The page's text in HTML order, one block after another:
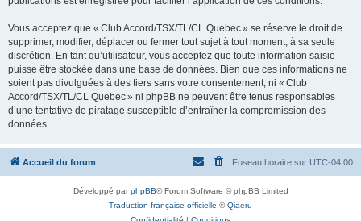
Vous acceptez que « Club Accord/TSX/TL/CL Quebec » se réserve le droit de
supprimer, modifier, déplacer ou fermer tout sujet à tout moment, à sa seule
discrétion. En tant qu’utilisateur, vous acceptez que toute information saisie
puisse être stockée dans une base de données. Bien que ces informations ne
soient pas divulguées à des tiers sans votre consentement, ni « Club
Accord/TSX/TL/CL Quebec » ni phpBB ne peuvent être tenus responsables
d’une tentative de piratage susceptible d’entraîner la compromission des
données.
Accueil du forum Fuseau horaire sur UTC-04:00
Développé parphpBB® Forum Software © phpBB Limited
Traduction française officielle ©Qiaeru